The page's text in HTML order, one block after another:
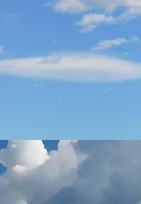
Freepik Company S.L.U.